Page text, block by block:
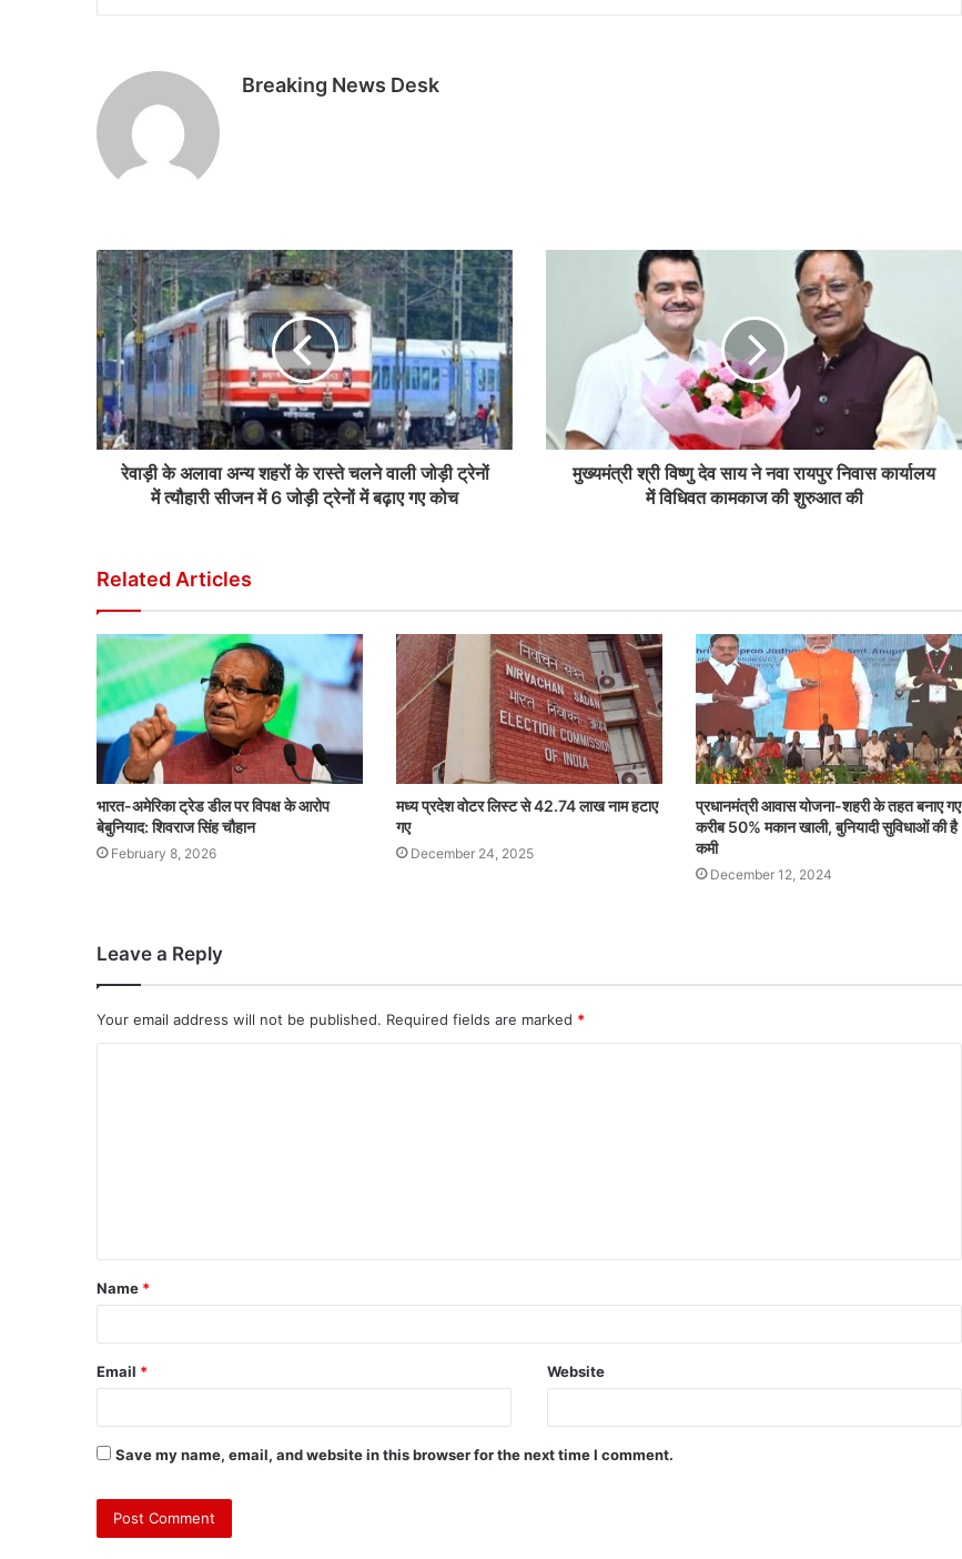
Breaking News Desk
रेवाड़ी के अलावा अन्य शहरों के रास्ते चलने वाली जोड़ी ट्रेनों
में त्यौहारी सीजन में 6 जोड़ी ट्रेनों में बढ़ाए गए कोच
मुख्यमंत्री श्री विष्णु देव साय ने नवा रायपुर निवास कार्यालय
में विधिवत कामकाज की शुरुआत की
Related Articles
भारत-अमेरिका ट्रेड डील पर विपक्ष के आरोप
बेबुनियाद: शिवराज सिंह चौहान
February 8, 2026
मध्य प्रदेश वोटर लिस्ट से 42.74 लाख नाम हटाए
गए
December 24, 2025
प्रधानमंत्री आवास योजना-शहरी के तहत बनाए गए
करीब 50% मकान खाली, बुनियादी सुविधाओं की है
कमी
December 12, 2024
Leave a Reply
Your email address will not be published. Required fields are marked *
Name *
Email * Website
Save my name, email, and website in this browser for the next time I comment.